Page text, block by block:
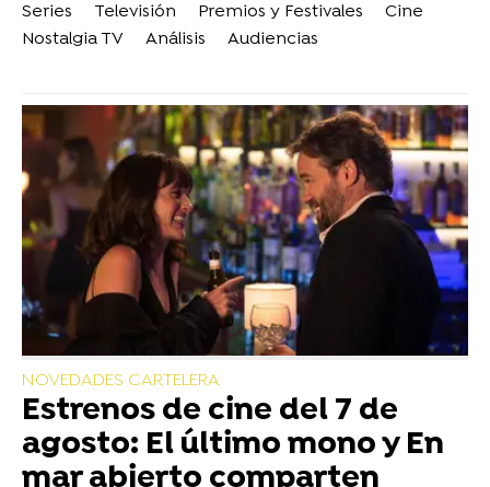
Series Televisión Premios y Festivales
Cine
Nostalgia TV
Análisis Audiencias
NOVEDADES CARTELERA
Estrenos de cine del 7 de
agosto: El último mono y En